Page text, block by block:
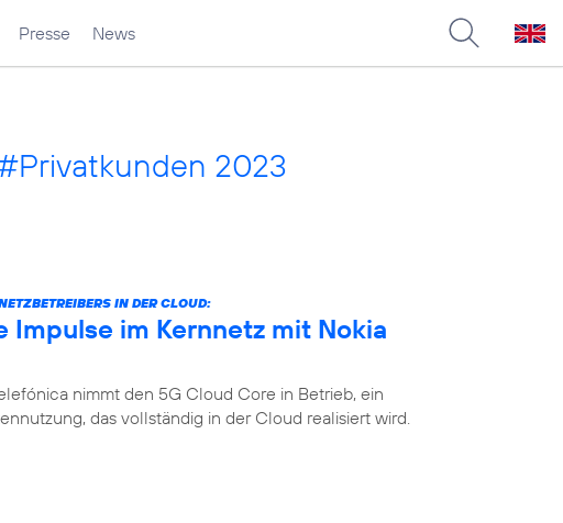
Presse News
2023
IN DER CLOUD:
Impulse im Kernnetz mit Nokia
nimmt den 5G Cloud Core in Betrieb, ein
das vollständig in der Cloud realisiert wird.